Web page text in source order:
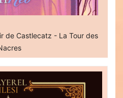
de Castlecatz - La Tour des